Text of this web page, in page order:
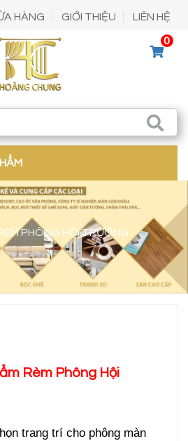
HÀNG GIỚI THIỆU LIÊN HỆ
0
PHÔNG HỘI TRƯỜNG
Rèm Phông Hội
trang trí cho phông màn